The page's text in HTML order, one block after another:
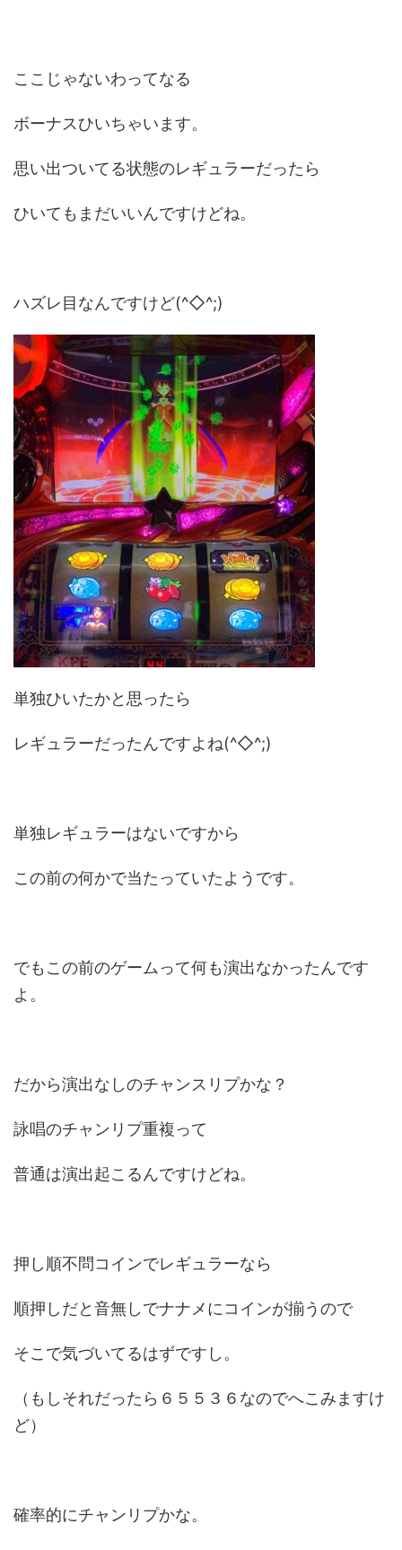
ここじゃないわってなる
ボーナスひいちゃいます。
思い出ついてる状態のレギュラーだったら
ひいてもまだいいんですけどね。
ハズレ目なんですけど(^◇^;)
単独ひいたかと思ったら
レギュラーだったんですよね(^◇^;)
単独レギュラーはないですから
この前の何かで当たっていたようです。
でもこの前のゲームって何も演出なかったんです
よ。
だから演出なしのチャンスリプかな？
詠唱のチャンリプ重複って
普通は演出起こるんですけどね。
押し順不問コインでレギュラーなら
順押しだと音無しでナナメにコインが揃うので
そこで気づいてるはずですし。
（もしそれだったら６５５３６なのでへこみますけ
ど）
確率的にチャンリプかな。